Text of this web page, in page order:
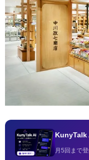
KunyTalk
月5回まで